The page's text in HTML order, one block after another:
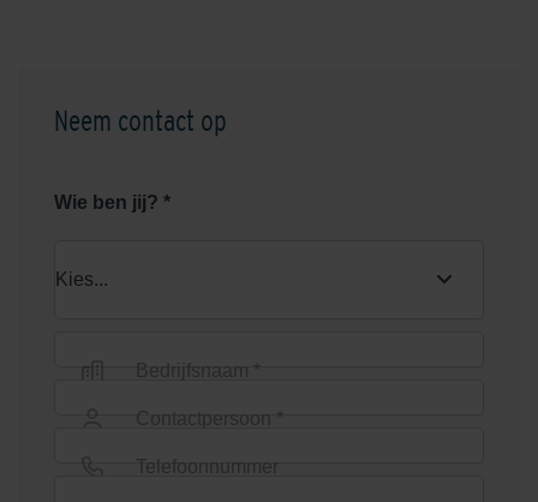
Neem contact op
Wie ben jij? *
Bedrijfsnaam *
Contactpersoon *
Telefoonnummer